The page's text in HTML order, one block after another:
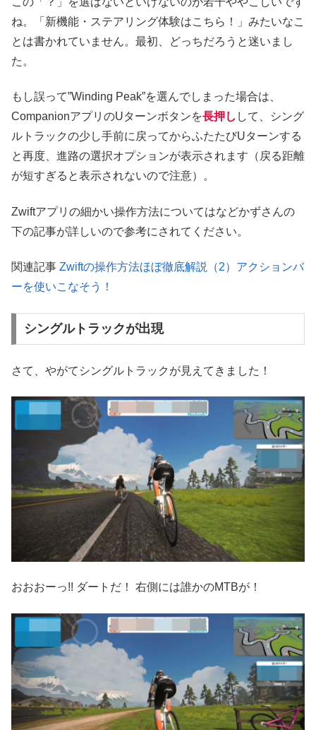
ね。「新機能・ステアリング体験はこちら！」みたいなこ
とは書かれていません。最初、どっちだろうと迷いまし
た。
もし誤って”Winding Peak”を選んでしまった場合は、
CompanionアプリのUターンボタンを長押し して、シング
ルトラックの少し手前に戻ってからふたたびUターンする
と再度、進路の選択オプションが表示されます（戻る距離
が短すぎると表示されないので注意）。
Zwiftアプリの細かい操作方法についてはなどかずさんの
下の記事が詳しいので参考にされてください。
関連記事 Zwiftの操作方法ほぼ徹底解説（2）アクションバ
ーを使いこなそう！
シングルトラックが出現
さて、やがてシングルトラックが見えてきました！
おおおーっ!! ダートだ！ 右側には誰かのMTBが！